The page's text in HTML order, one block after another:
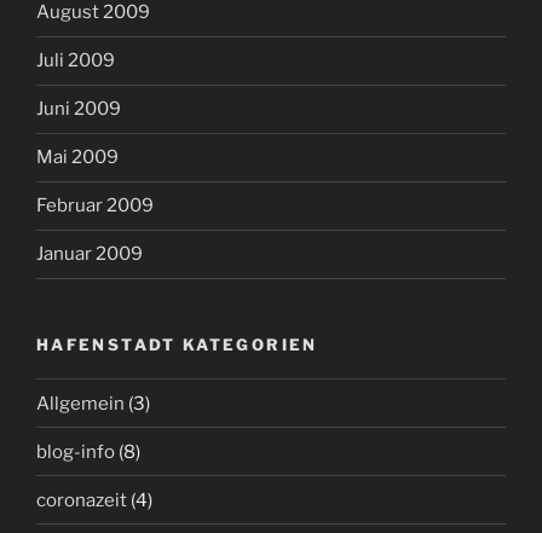
August 2009
Juli 2009
Juni 2009
Mai 2009
Februar 2009
Januar 2009
HAFENSTADT KATEGORIEN
Allgemein (3)
blog-info (8)
coronazeit (4)